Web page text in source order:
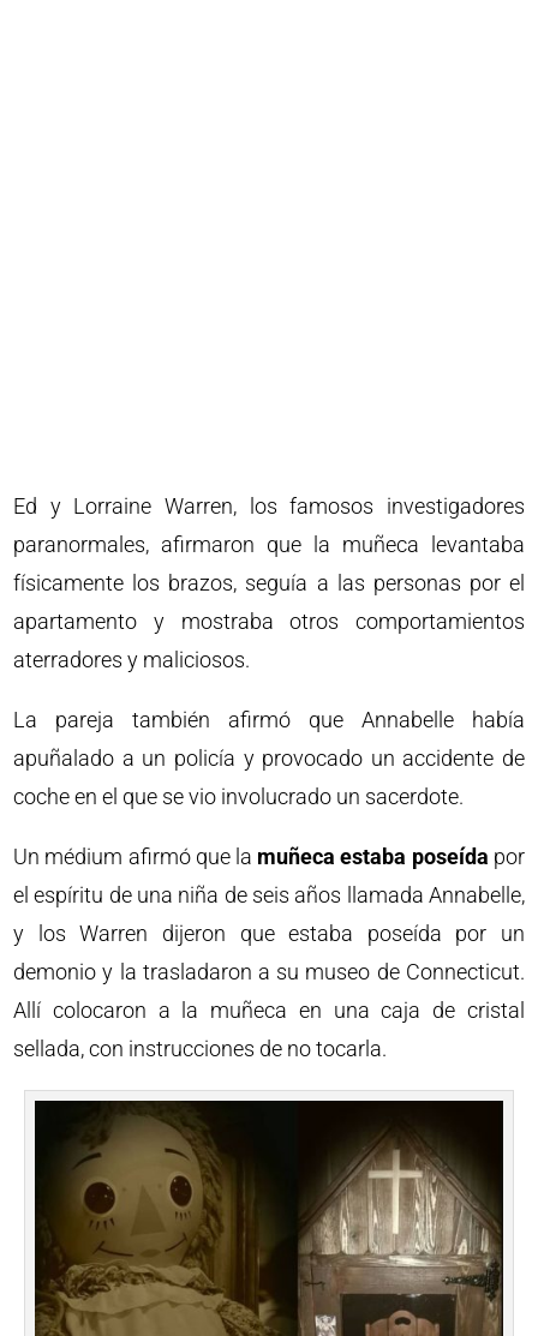
Ed y Lorraine Warren, los famosos investigadores
paranormales, afirmaron que la muñeca levantaba
físicamente los brazos, seguía a las personas por el
apartamento y mostraba otros comportamientos
aterradores y maliciosos.
La pareja también afirmó que Annabelle había
apuñalado a un policía y provocado un accidente de
coche en el que se vio involucrado un sacerdote.
Un médium afirmó que la muñeca estaba poseída por
el espíritu de una niña de seis años llamada Annabelle,
y los Warren dijeron que estaba poseída por un
demonio y la trasladaron a su museo de Connecticut.
Allí colocaron a la muñeca en una caja de cristal
sellada, con instrucciones de no tocarla.